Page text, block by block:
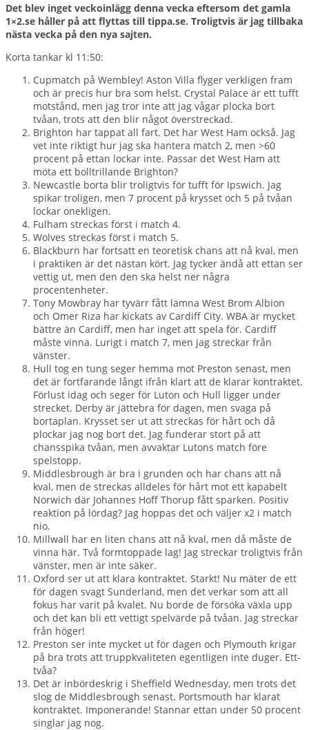
Det blev inget veckoinlägg denna vecka eftersom det gamla
1×2.se håller på att flyttas till tippa.se. Troligtvis är jag tillbaka
nästa vecka på den nya sajten.
Korta tankar kl 11:50:
Cupmatch på Wembley! Aston Villa flyger verkligen fram
och är precis hur bra som helst. Crystal Palace är ett tufft
motstånd, men jag tror inte att jag vågar plocka bort
tvåan, trots att den blir något överstreckad.
Brighton har tappat all fart. Det har West Ham också. Jag
vet inte riktigt hur jag ska hantera match 2, men >60
procent på ettan lockar inte. Passar det West Ham att
möta ett bolltrillande Brighton?
Newcastle borta blir troligtvis för tufft för Ipswich. Jag
spikar troligen, men 7 procent på krysset och 5 på tvåan
lockar onekligen.
Fulham streckas först i match 4.
Wolves streckas först i match 5.
Blackburn har fortsatt en teoretisk chans att nå kval, men
i praktiken är det nästan kört. Jag tycker ändå att ettan ser
vettig ut, men den den ska helst ner några
procentenheter.
Tony Mowbray har tyvärr fått lämna West Brom Albion
och Omer Riza har kickats av Cardiff City. WBA är mycket
bättre än Cardiff, men har inget att spela för. Cardiff
måste vinna. Lurigt i match 7, men jag streckar från
vänster.
Hull tog en tung seger hemma mot Preston senast, men
det är fortfarande långt ifrån klart att de klarar kontraktet.
Förlust idag och seger för Luton och Hull ligger under
strecket. Derby är jättebra för dagen, men svaga på
bortaplan. Krysset ser ut att streckas för hårt och då
plockar jag nog bort det. Jag funderar stort på att
chansspika tvåan, men avvaktar Lutons match före
spelstopp.
Middlesbrough är bra i grunden och har chans att nå
kval, men de streckas alldeles för hårt mot ett kapabelt
Norwich där Johannes Hoff Thorup fått sparken. Positiv
reaktion på lördag? Jag hoppas det och väljer x2 i match
nio.
Millwall har en liten chans att nå kval, men då måste de
vinna här. Två formtoppade lag! Jag streckar troligtvis från
vänster, men är inte säker.
Oxford ser ut att klara kontraktet. Starkt! Nu mäter de ett
för dagen svagt Sunderland, men det verkar som att all
fokus har varit på kvalet. Nu borde de försöka växla upp
och det kan bli ett vettigt spelvärde på tvåan. Jag streckar
från höger!
Preston ser inte mycket ut för dagen och Plymouth krigar
på bra trots att truppkvaliteten egentligen inte duger. Ett-
tvåa?
Det är inbördeskrig i Sheffield Wednesday, men trots det
slog de Middlesbrough senast. Portsmouth har klarat
kontraktet. Imponerande! Stannar ettan under 50 procent
singlar jag nog.